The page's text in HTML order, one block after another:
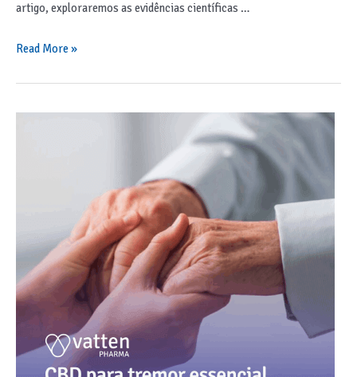
artigo, exploraremos as evidências científicas …
Read More »